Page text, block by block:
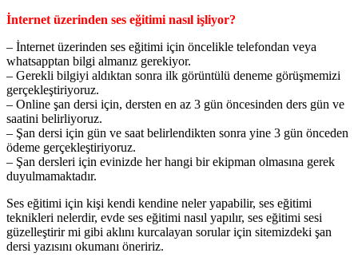
İnternet üzerinden ses eğitimi nasıl işliyor?
– İnternet üzerinden ses eğitimi için öncelikle telefondan veya
whatsapptan bilgi almanız gerekiyor.
– Gerekli bilgiyi aldıktan sonra ilk görüntülü deneme görüşmemizi
gerçekleştiriyoruz.
– Online şan dersi için, dersten en az 3 gün öncesinden ders gün ve
saatini belirliyoruz.
– Şan dersi için gün ve saat belirlendikten sonra yine 3 gün önceden
ödeme gerçekleştiriyoruz.
– Şan dersleri için evinizde her hangi bir ekipman olmasına gerek
duyulmamaktadır.
Ses eğitimi için kişi kendi kendine neler yapabilir, ses eğitimi
teknikleri nelerdir, evde ses eğitimi nasıl yapılır, ses eğitimi sesi
güzelleştirir mi gibi aklını kurcalayan sorular için sitemizdeki şan
dersi yazısını okumanı öneririz.